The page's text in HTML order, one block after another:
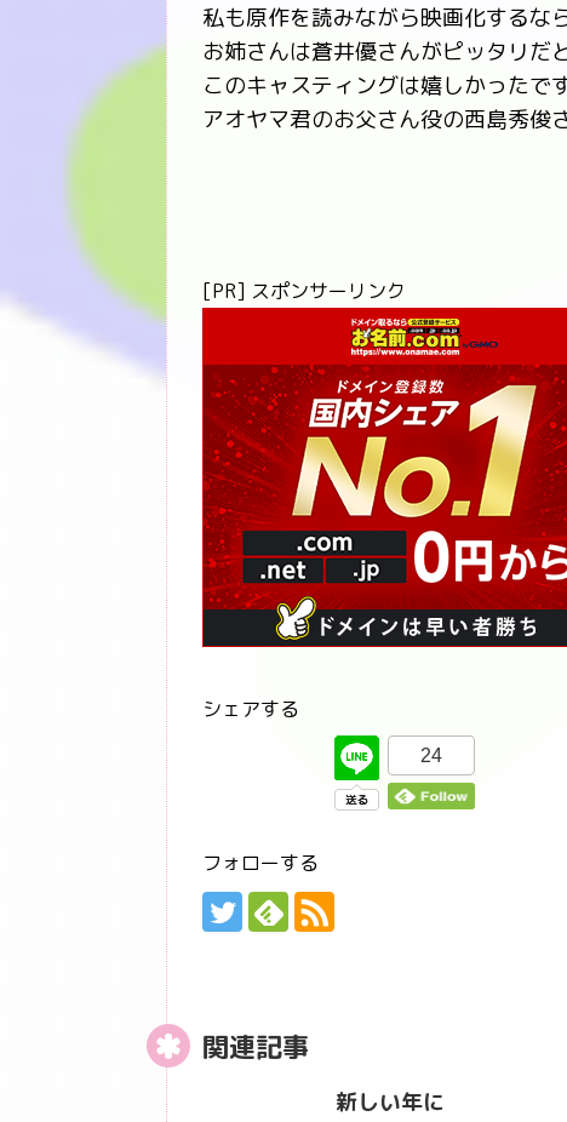
私も原作を読みながら映画化するな
お姉さんは蒼井優さんがピッタリだ
このキャスティングは嬉しかったで
アオヤマ君のお父さん役の西島秀
[PR] スポンサーリンク
シェアする
24
フォローする
関連記事
新しい年に